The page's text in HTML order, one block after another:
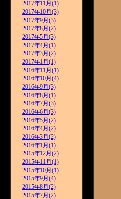
2017年11月(1)
2017年10月(3)
2017年9月(3)
2017年8月(2)
2017年5月(3)
2017年4月(1)
2017年3月(2)
2017年1月(1)
2016年11月(1)
2016年10月(4)
2016年9月(3)
2016年8月(1)
2016年7月(3)
2016年6月(3)
2016年5月(2)
2016年4月(2)
2016年3月(2)
2016年1月(1)
2015年12月(2)
2015年11月(1)
2015年10月(1)
2015年9月(4)
2015年8月(2)
2015年7月(2)